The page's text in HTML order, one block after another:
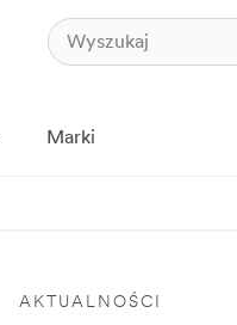
Marki
AKTUALNOŚCI